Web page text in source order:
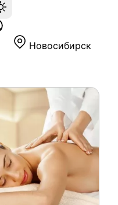
Новосибирск